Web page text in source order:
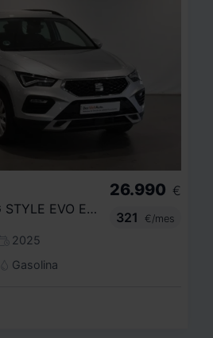
1.5 TSI 110KW DSG STYLE EVO EDITION
2025
Gasolina
26.990 €
321
€/mes